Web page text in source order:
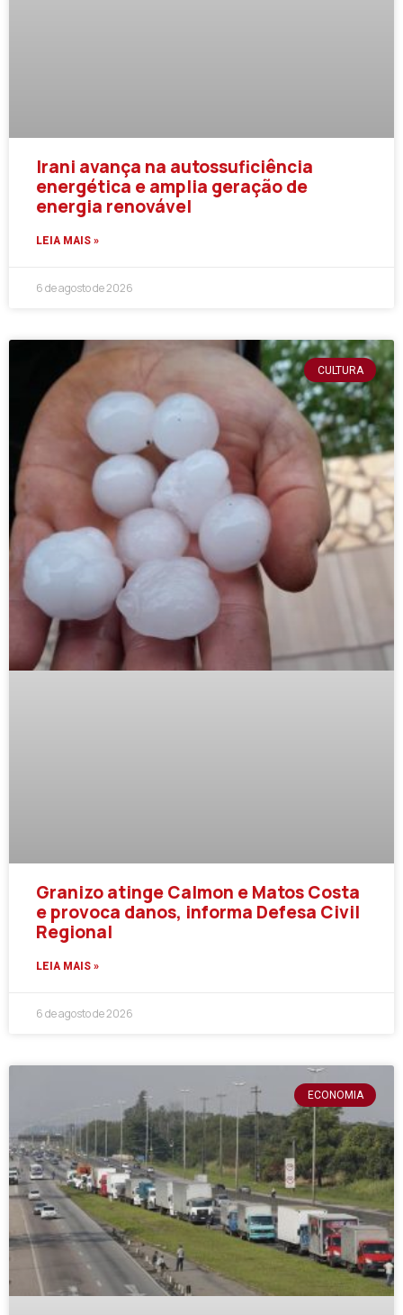
Irani avança na autossuficiência
energética e amplia geração de
energia renovável
LEIA MAIS »
6 de agosto de 2026
CULTURA
Granizo atinge Calmon e Matos Costa
e provoca danos, informa Defesa Civil
Regional
LEIA MAIS »
6 de agosto de 2026
ECONOMIA